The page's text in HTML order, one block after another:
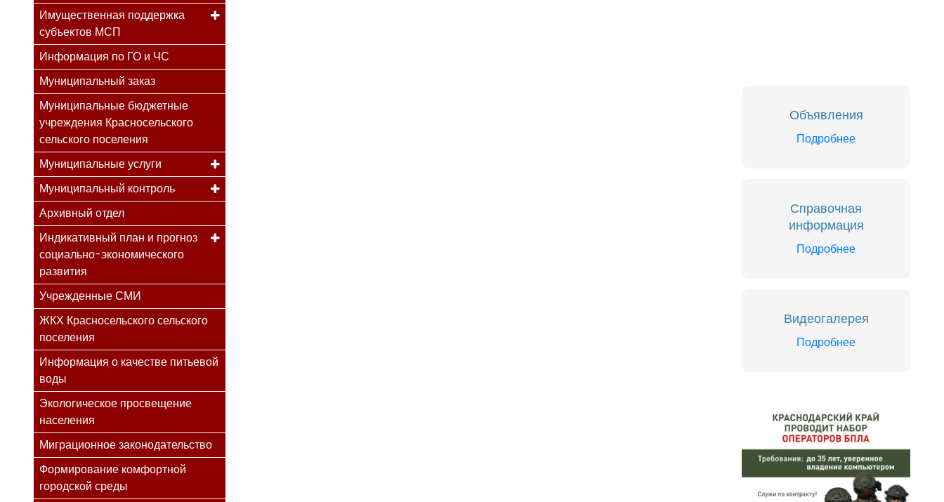
Имущественная поддержка
субъектов МСП
Информация по ГО и ЧС
Муниципальный заказ
Муниципальные бюджетные
учреждения Красносельского
сельского поселения
Муниципальные услуги
Муниципальный контроль
Архивный отдел
Индикативный план и прогноз
социально-экономического
развития
Учрежденные СМИ
ЖКХ Красносельского сельского
поселения
Информация о качестве питьевой
воды
Экологическое просвещение
населения
Миграционное законодательство
Формирование комфортной
городской среды
Объявления
Подробнее
Справочная
информация
Подробнее
Видеогалерея
Подробнее